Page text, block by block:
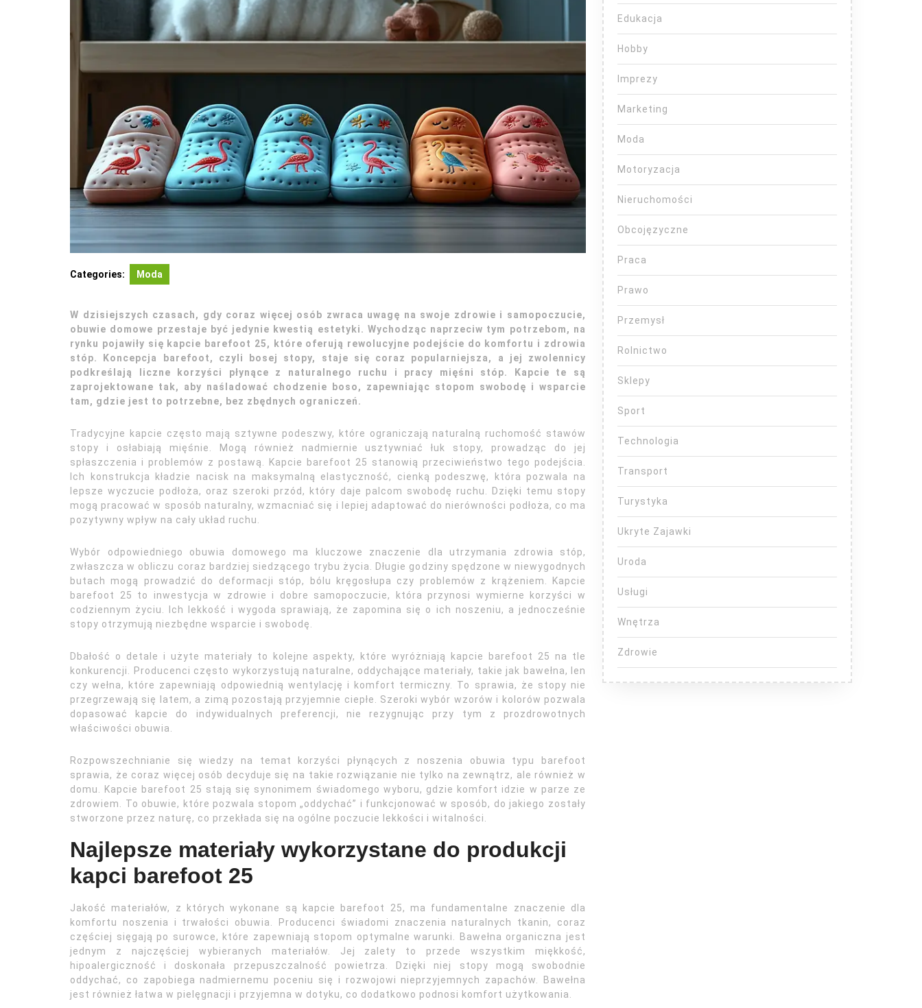
Categories: Moda
W dzisiejszych czasach, gdy coraz więcej osób zwraca uwagę na swoje zdrowie i samopoczucie,
obuwie domowe przestaje być jedynie kwestią estetyki. Wychodząc naprzeciw tym potrzebom, na
rynku pojawiły się kapcie barefoot 25, które oferują rewolucyjne podejście do komfortu i zdrowia
stóp. Koncepcja barefoot, czyli bosej stopy, staje się coraz popularniejsza, a jej zwolennicy
podkreślają liczne korzyści płynące z naturalnego ruchu i pracy mięśni stóp. Kapcie te są
zaprojektowane tak, aby naśladować chodzenie boso, zapewniając stopom swobodę i wsparcie
tam, gdzie jest to potrzebne, bez zbędnych ograniczeń.
Tradycyjne kapcie często mają sztywne podeszwy, które ograniczają naturalną ruchomość stawów
stopy i osłabiają mięśnie. Mogą również nadmiernie usztywniać łuk stopy, prowadząc do jej
spłaszczenia i problemów z postawą. Kapcie barefoot 25 stanowią przeciwieństwo tego podejścia.
Ich konstrukcja kładzie nacisk na maksymalną elastyczność, cienką podeszwę, która pozwala na
lepsze wyczucie podłoża, oraz szeroki przód, który daje palcom swobodę ruchu. Dzięki temu stopy
mogą pracować w sposób naturalny, wzmacniać się i lepiej adaptować do nierówności podłoża, co ma
pozytywny wpływ na cały układ ruchu.
Wybór odpowiedniego obuwia domowego ma kluczowe znaczenie dla utrzymania zdrowia stóp,
zwłaszcza w obliczu coraz bardziej siedzącego trybu życia. Długie godziny spędzone w niewygodnych
butach mogą prowadzić do deformacji stóp, bólu kręgosłupa czy problemów z krążeniem. Kapcie
barefoot 25 to inwestycja w zdrowie i dobre samopoczucie, która przynosi wymierne korzyści w
codziennym życiu. Ich lekkość i wygoda sprawiają, że zapomina się o ich noszeniu, a jednocześnie
stopy otrzymują niezbędne wsparcie i swobodę.
Dbałość o detale i użyte materiały to kolejne aspekty, które wyróżniają kapcie barefoot 25 na tle
konkurencji. Producenci często wykorzystują naturalne, oddychające materiały, takie jak bawełna, len
czy wełna, które zapewniają odpowiednią wentylację i komfort termiczny. To sprawia, że stopy nie
przegrzewają się latem, a zimą pozostają przyjemnie ciepłe. Szeroki wybór wzorów i kolorów pozwala
dopasować kapcie do indywidualnych preferencji, nie rezygnując przy tym z prozdrowotnych
właściwości obuwia.
Rozpowszechnianie się wiedzy na temat korzyści płynących z noszenia obuwia typu barefoot
sprawia, że coraz więcej osób decyduje się na takie rozwiązanie nie tylko na zewnątrz, ale również w
domu. Kapcie barefoot 25 stają się synonimem świadomego wyboru, gdzie komfort idzie w parze ze
zdrowiem. To obuwie, które pozwala stopom „oddychać” i funkcjonować w sposób, do jakiego zostały
stworzone przez naturę, co przekłada się na ogólne poczucie lekkości i witalności.
Najlepsze materiały wykorzystane do produkcji
kapci barefoot 25
Jakość materiałów, z których wykonane są kapcie barefoot 25, ma fundamentalne znaczenie dla
komfortu noszenia i trwałości obuwia. Producenci świadomi znaczenia naturalnych tkanin, coraz
częściej sięgają po surowce, które zapewniają stopom optymalne warunki. Bawełna organiczna jest
jednym z najczęściej wybieranych materiałów. Jej zalety to przede wszystkim miękkość,
hipoalergiczność i doskonała przepuszczalność powietrza. Dzięki niej stopy mogą swobodnie
oddychać, co zapobiega nadmiernemu poceniu się i rozwojowi nieprzyjemnych zapachów. Bawełna
jest również łatwa w pielęgnacji i przyjemna w dotyku, co dodatkowo podnosi komfort użytkowania.
Edukacja
Hobby
Imprezy
Marketing
Moda
Motoryzacja
Nieruchomości
Obcojęzyczne
Praca
Prawo
Przemysł
Rolnictwo
Sklepy
Sport
Technologia
Transport
Turystyka
Ukryte Zajawki
Uroda
Usługi
Wnętrza
Zdrowie